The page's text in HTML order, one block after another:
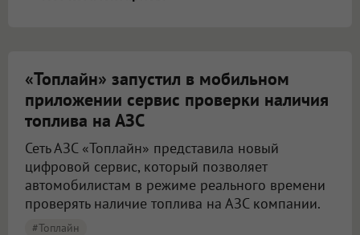
«Топлайн» запустил в мобильном
приложении сервис проверки наличия
топлива на АЗС
Сеть АЗС «Топлайн» представила новый
цифровой сервис, который позволяет
автомобилистам в режиме реального времени
проверять наличие топлива на АЗС компании.
#Топлайн